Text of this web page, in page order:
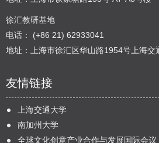
徐汇教研基地
电话： (+86 21) 62933041
地址：上海市徐汇区华山路1954号上海交
友情链接
上海交通大学
南加州大学
全球文化创意产业合作与发展国际会议